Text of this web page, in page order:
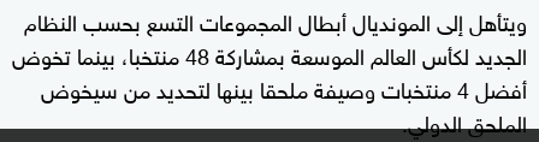
ويتأهل إلى المونديال أبطال المجموعات التسع بحسب النظام
الجديد لكأس العالم الموسعة بمشاركة 48 منتخبا، بينما تخوض
أفضل 4 منتخبات وصيفة ملحقا بينها لتحديد من سيخوض
الملحق الدولي.